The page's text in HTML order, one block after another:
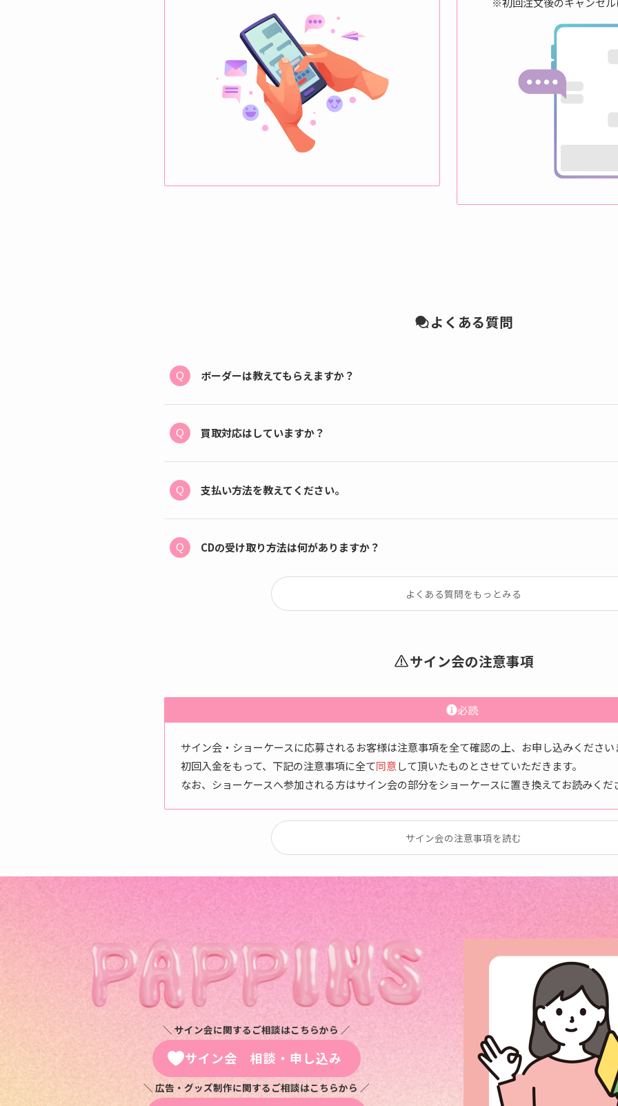
よくある質問
ボーダーは教えてもらえますか？
買取対応はしていますか？
支払い方法を教えてください。
CDの受け取り方法は何がありますか？
よくある質問をもっとみる
サイン会の注意事項
必読
サイン会・ショーケースに応募されるお客様は注意事項を全て確認の上、お申し込みください
初回入金をもって、下記の注意事項に全て同意して頂いたものとさせていただきます。
なお、ショーケースへ参加される方はサイン会の部分をショーケースに置き換えてお読みくだ
サイン会の注意事項を読む
＼ サイン会に関するご相談はこちらから ／
サイン会 相談・申し込み
＼ 広告・グッズ制作に関するご相談はこちらから ／